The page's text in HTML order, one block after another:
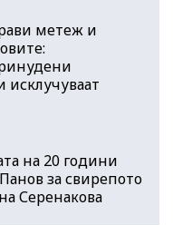
метеж и
исклучуваат
на 20 години
за свирепото
Серенакова